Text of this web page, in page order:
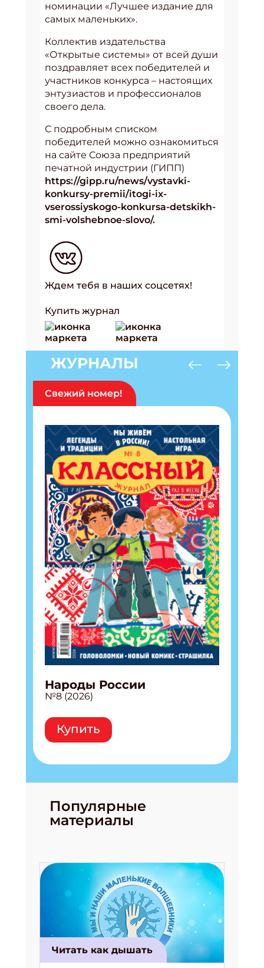
номинации «Лучшее издание для
самых маленьких».
Коллектив издательства
«Открытые системы» от всей души
поздравляет всех победителей и
участников конкурса – настоящих
энтузиастов и профессионалов
своего дела.
С подробным списком
победителей можно ознакомиться
на сайте Союза предприятий
печатной индустрии (ГИПП)
https://gipp.ru/news/vystavki-
konkursy-premii/itogi-ix-
vserossiyskogo-konkursa-detskikh-
smi-volshebnoe-slovo/.
Ждем тебя в наших соцсетях!
Купить журнал
ЖУРНАЛЫ
Свежий номер!
Народы России
№8 (2026)
Купить
Популярные
материалы
Читать как дышать